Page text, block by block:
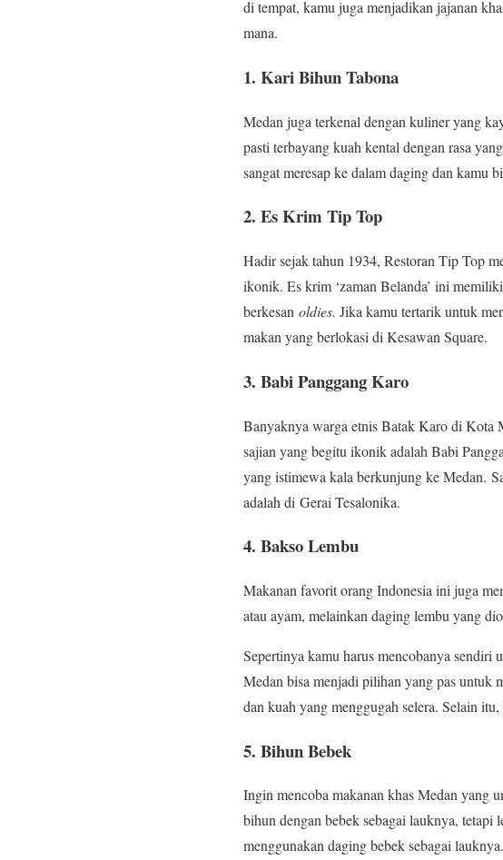
di tempat, kamu juga menjadikan jajanan
mana.
1. Kari Bihun Tabona
Medan juga terkenal dengan kuliner yang
pasti terbayang kuah kental dengan rasa
sangat meresap ke dalam daging dan kamu
2. Es Krim Tip Top
Hadir sejak tahun 1934, Restoran Tip Top
ikonik. Es krim ‘zaman Belanda’ ini
berkesan oldies. Jika kamu tertarik untuk
makan yang berlokasi di Kesawan Square.
3. Babi Panggang Karo
Banyaknya warga etnis Batak Karo di Kota
sajian yang begitu ikonik adalah Babi
yang istimewa kala berkunjung ke Medan.
adalah di Gerai Tesalonika.
4. Bakso Lembu
Makanan favorit orang Indonesia ini juga
atau ayam, melainkan daging lembu yang
Sepertinya kamu harus mencobanya
Medan bisa menjadi pilihan yang pas untuk
dan kuah yang menggugah selera. Selain
5. Bihun Bebek
Ingin mencoba makanan khas Medan yang
bihun dengan bebek sebagai lauknya, tetapi
menggunakan daging bebek sebagai